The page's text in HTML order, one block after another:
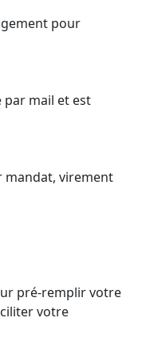
pour
par mail et est
mandat, virement
pré-remplir votre
votre